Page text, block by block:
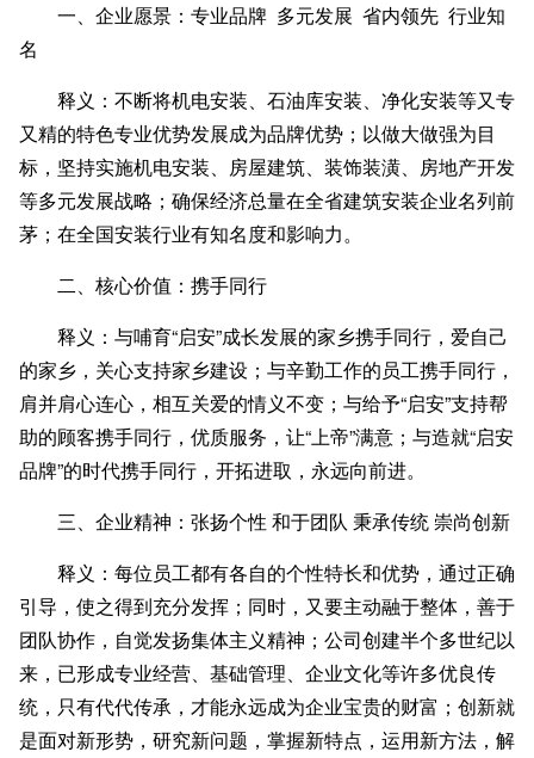
一、企业愿景：专业品牌 多元发展 省内领先 行业知
名
释义：不断将机电安装、石油库安装、净化安装等又专
又精的特色专业优势发展成为品牌优势；以做大做强为目
标，坚持实施机电安装、房屋建筑、装饰装潢、房地产开发
等多元发展战略；确保经济总量在全省建筑安装企业名列前
茅；在全国安装行业有知名度和影响力。
二、核心价值：携手同行
释义：与哺育“启安”成长发展的家乡携手同行，爱自己
的家乡，关心支持家乡建设；与辛勤工作的员工携手同行，
肩并肩心连心，相互关爱的情义不变；与给予“启安”支持帮
助的顾客携手同行，优质服务，让“上帝”满意；与造就“启安
品牌”的时代携手同行，开拓进取，永远向前进。
三、企业精神：张扬个性 和于团队 秉承传统 崇尚创新
释义：每位员工都有各自的个性特长和优势，通过正确
引导，使之得到充分发挥；同时，又要主动融于整体，善于
团队协作，自觉发扬集体主义精神；公司创建半个多世纪以
来，已形成专业经营、基础管理、企业文化等许多优良传
统，只有代代传承，才能永远成为企业宝贵的财富；创新就
是面对新形势，研究新问题，掌握新特点，运用新方法，解